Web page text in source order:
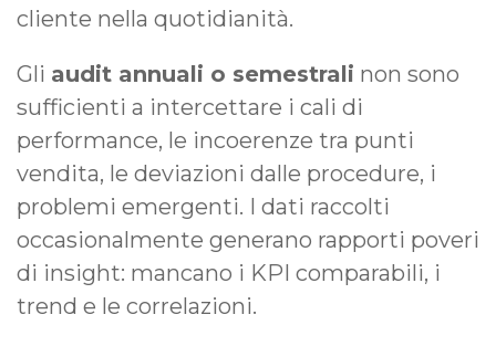
cliente nella quotidianità.
Gli audit annuali o semestrali non sono
sufficienti a intercettare i cali di
performance, le incoerenze tra punti
vendita, le deviazioni dalle procedure, i
problemi emergenti. I dati raccolti
occasionalmente generano rapporti poveri
di insight: mancano i KPI comparabili, i
trend e le correlazioni.